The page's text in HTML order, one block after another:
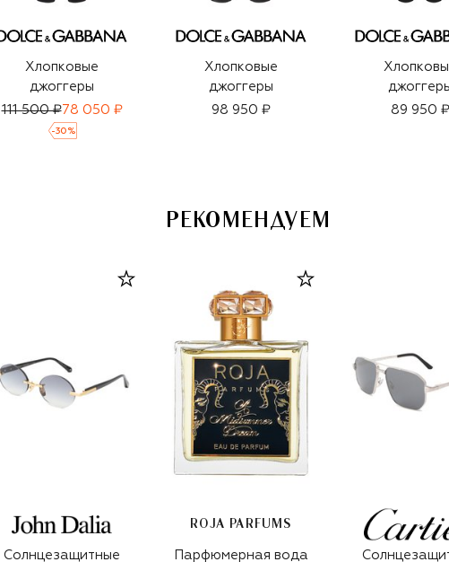
Хлопковые
джоггеры
111 500 ₽78 050 ₽
-30 %
Хлопковые
джоггеры
98 950 ₽
89 950 ₽
РЕКОМЕНДУЕМ
Солнцезащитные
ROJA PARFUMS
Парфюмерная вода